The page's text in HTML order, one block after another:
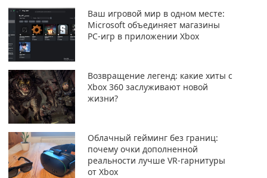
Ваш игровой мир в одном месте:
Microsoft объединяет магазины
PC-игр в приложении Xbox
Возвращение легенд: какие хиты с
Xbox 360 заслуживают новой
жизни?
Облачный гейминг без границ:
почему очки дополненной
реальности лучше VR-гарнитуры
от Xbox